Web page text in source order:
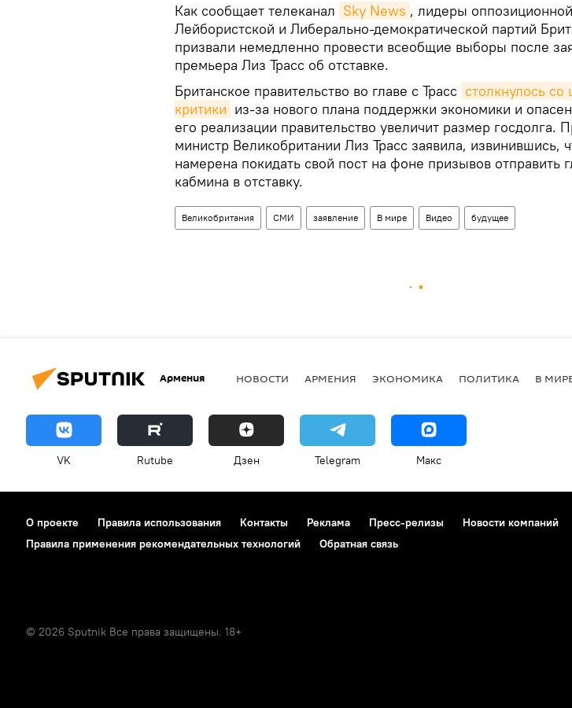
Как сообщает телеканал Sky News , лидеры оппозиционной
Лейбористской и Либерально-демократической партий
призвали немедленно провести всеобщие выборы после
премьера Лиз Трасс об отставке.
Британское правительство во главе с Трасс столкнулось
критики из-за нового плана поддержки экономики и
его реализации правительство увеличит размер госдолга.
министр Великобритании Лиз Трасс заявила, извинившись,
намерена покидать свой пост на фоне призывов отправить
кабмина в отставку.
Великобритания СМИ заявление В мире Видео будущее
Армения НОВОСТИ АРМЕНИЯ ЭКОНОМИКА ПОЛИТИКА В
VK Rutube Дзен Telegram Макс
О проекте Правила использования Контакты Реклама Пресс-релизы Новости компаний
Правила применения рекомендательных технологий
Обратная связь
© 2026 Sputnik Все права защищены. 18+